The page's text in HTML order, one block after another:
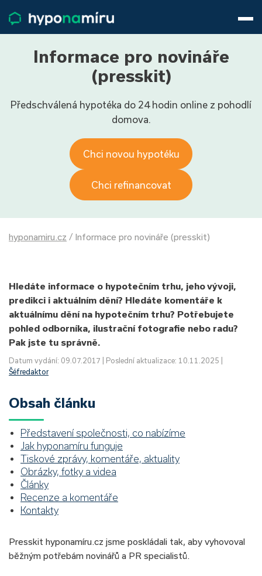
Životní pojištění
Pojištění nemovitosti
800 688 388
9−16 hod.
Informace pro novináře
(presskit)
Předschválená hypotéka do 24 hodin online z pohodlí
domova.
Chci novou hypotéku
Chci refinancovat
hyponamiru.cz / Informace pro novináře (presskit)
Hledáte informace o hypotečním trhu, jeho vývoji,
predikci i aktuálním dění? Hledáte komentáře k
aktuálnímu dění na hypotečním trhu? Potřebujete
pohled odborníka, ilustrační fotografie nebo radu?
Pak jste tu správně.
Datum vydání: 09.07.2017 | Poslední aktualizace: 10.11.2025 |
Šéfredaktor
Obsah článku
Představení společnosti, co nabízíme
Jak hyponamíru funguje
Tiskové zprávy, komentáře, aktuality
Obrázky, fotky a videa
Články
Recenze a komentáře
Kontakty
Presskit hyponamíru.cz jsme poskládali tak, aby vyhovoval
běžným potřebám novinářů a PR specialistů.